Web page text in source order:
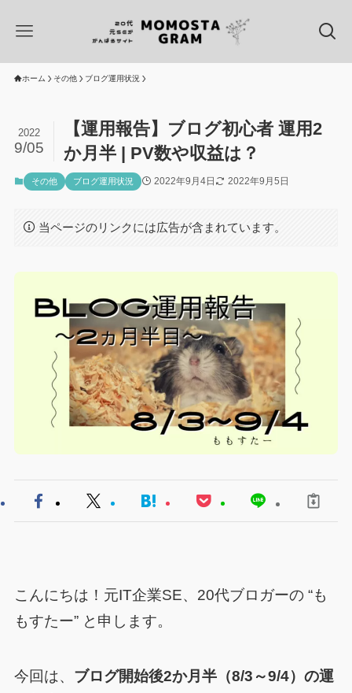
ホーム その他 ブログ運用状況
【運用報告】ブログ初心者 運用2
か月半 | PV数や収益は？
2022
9/05
その他 ブログ運用状況 2022年9月4日 2022年9月5日
当ページのリンクには広告が含まれています。
こんにちは！元IT企業SE、20代ブロガーの “も
もすたー” と申します。
今回は、 ブログ開始後2か月半（8/3～9/4）の運